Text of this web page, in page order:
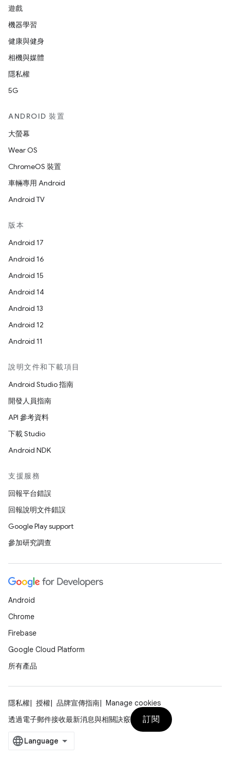
遊戲
機器學習
健康與健身
相機與媒體
隱私權
5G
ANDROID 裝置
大螢幕
Wear OS
ChromeOS 裝置
車輛專用 Android
Android TV
版本
Android 17
Android 16
Android 15
Android 14
Android 13
Android 12
Android 11
說明文件和下載項目
Android Studio 指南
開發人員指南
API 參考資料
下載 Studio
Android NDK
支援服務
回報平台錯誤
回報說明文件錯誤
Google Play support
參加研究調查
Android
Chrome
Firebase
Google Cloud Platform
所有產品
隱私權 授權 品牌宣傳指南
Manage cookies
透過電子郵件接收最新消息與相關訣竅
訂閱